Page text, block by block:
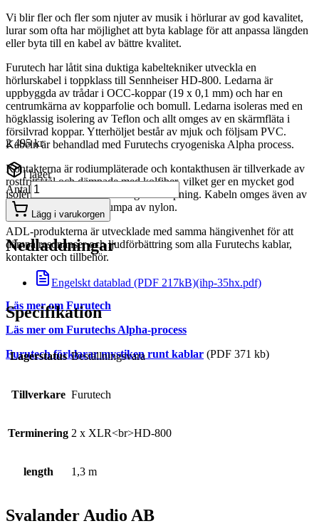
Vi blir fler och fler som njuter av musik i hörlurar av god kavalitet,
lurar som ofta har möjlighet att byta kablage för att anpassa längden
eller byta till en kabel av bättre kvalitet.
Furutech har låtit sina duktiga kabeltekniker utveckla en
hörlurskabel i toppklass till Sennheiser HD-800. Ledarna är
uppbyggda av trådar i OCC-koppar (19 x 0,1 mm) och har en
centrumkärna av kopparfolie och bomull. Ledarna isoleras med en
högklassig isolering av Teflon och allt omges av en skärmfläta i
försilvrad koppar. Ytterhöljet består av mjuk och följsam PVC.
Kabeln är behandlad med Furutechs cryogeniska Alpha process.
Kontakterna är rodiumpläterade och kontakthusen är tillverkade av
rostfritt stål och dämpade med kolfiber, vilket ger en mycket god
isolering mot störningar och god dämpning. Kabeln omges även av
en dämpande, mjuk strumpa av nylon.
ADL-produkterna är utvecklade med samma hängivenhet för att
dämpa resonanser och ljudförbättring som alla Furutechs kablar,
kontakter och tillbehör.
Läs mer om Furutech
Läs mer om Furutechs Alpha-process
Furutech förklarar mystiken runt kablar (PDF 371 kb)
2 495 kr
I lager
Antal
Lägg i varukorgen
Nedladdningar
Engelskt datablad (PDF 217kB)(ihp-35hx.pdf)
Specifikation
Lagerstatus Beställningsvara
Tillverkare Furutech
Terminering 2 x XLR<br>HD-800
length 1,3 m
Svalander Audio AB